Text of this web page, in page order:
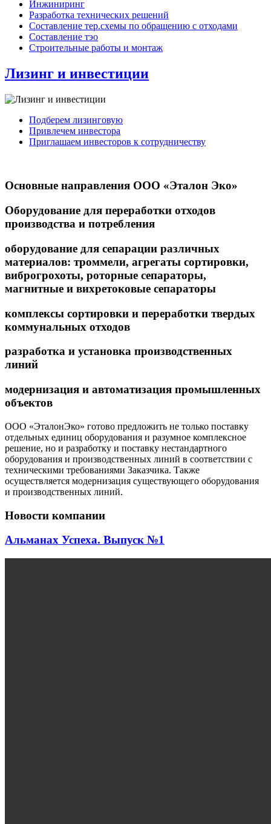
Инжиниринг
Разработка технических решений
Составление тер.схемы по обращению с отходами
Составление тэо
Строительные работы и монтаж
Лизинг и инвестиции
Подберем лизинговую
Привлечем инвестора
Приглашаем инвесторов к сотрудничеству
Основные направления ООО «Эталон Эко»
Оборудование для переработки отходов
производства и потребления
оборудование для сепарации различных
материалов: троммели, агрегаты сортировки,
виброгрохоты, роторные сепараторы,
магнитные и вихретоковые сепараторы
комплексы сортировки и переработки твердых
коммунальных отходов
разработка и установка производственных
линий
модернизация и автоматизация промышленных
объектов
ООО «ЭталонЭко» готово предложить не только поставку
отдельных единиц оборудования и разумное комплексное
решение, но и разработку и поставку нестандартного
оборудования и производственных линий в соответствии с
техническими требованиями Заказчика. Также
осуществляется модернизация существующего оборудования
и производственных линий.
Новости компании
Альманах Успеха. Выпуск №1